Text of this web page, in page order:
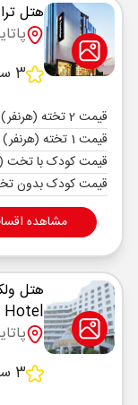
هتل
3 ستاره
قیمت 2 تخته (هرنفر)
قیمت 1 تخته (هرنفر)
قیمت کودک با تخت
قیمت کودک بدون
مشاهده
هتل
Hotel
3 ستاره